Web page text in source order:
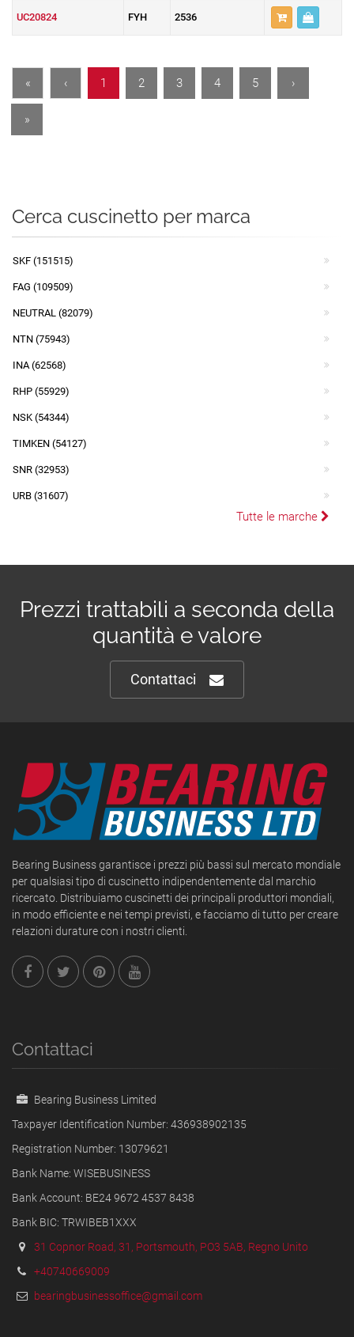
UC20824 FYH 2536
« ‹ 1 2 3 4 5 ›
»
Cerca cuscinetto per marca
SKF (151515)
FAG (109509)
NEUTRAL (82079)
NTN (75943)
INA (62568)
RHP (55929)
NSK (54344)
TIMKEN (54127)
SNR (32953)
URB (31607)
Tutte le marche
Prezzi trattabili a seconda della
quantità e valore
Contattaci
Bearing Business garantisce i prezzi più bassi sul mercato mondiale
per qualsiasi tipo di cuscinetto indipendentemente dal marchio
ricercato. Distribuiamo cuscinetti dei principali produttori mondiali,
in modo efficiente e nei tempi previsti, e facciamo di tutto per creare
relazioni durature con i nostri clienti.
Contattaci
Bearing Business Limited
Taxpayer Identification Number: 436938902135
Registration Number: 13079621
Bank Name: WISEBUSINESS
Bank Account: BE24 9672 4537 8438
Bank BIC: TRWIBEB1XXX
31 Copnor Road, 31, Portsmouth, PO3 5AB, Regno Unito
+40740669009
bearingbusinessoffice@gmail.com